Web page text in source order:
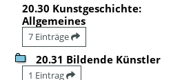
20.30 Kunstgeschichte:
Allgemeines
7 Einträge
20.31 Bildende Künstler
1 Eintrag